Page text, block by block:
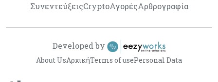
ΣυνεντεύξειςCryptoΑγορέςΑρθρογραφία
About UsΑρχικήTerms of usePersonal Data
Developed by